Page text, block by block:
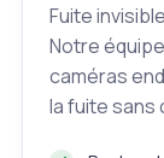
Fuite
Notre
caméras
la fuite sans